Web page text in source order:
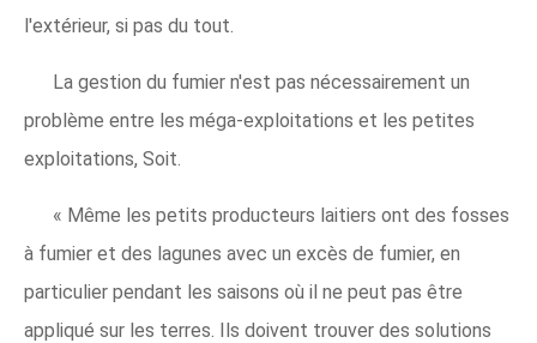
l'extérieur, si pas du tout.
La gestion du fumier n'est pas nécessairement un
problème entre les méga-exploitations et les petites
exploitations, Soit.
« Même les petits producteurs laitiers ont des fosses
à fumier et des lagunes avec un excès de fumier, en
particulier pendant les saisons où il ne peut pas être
appliqué sur les terres. Ils doivent trouver des solutions